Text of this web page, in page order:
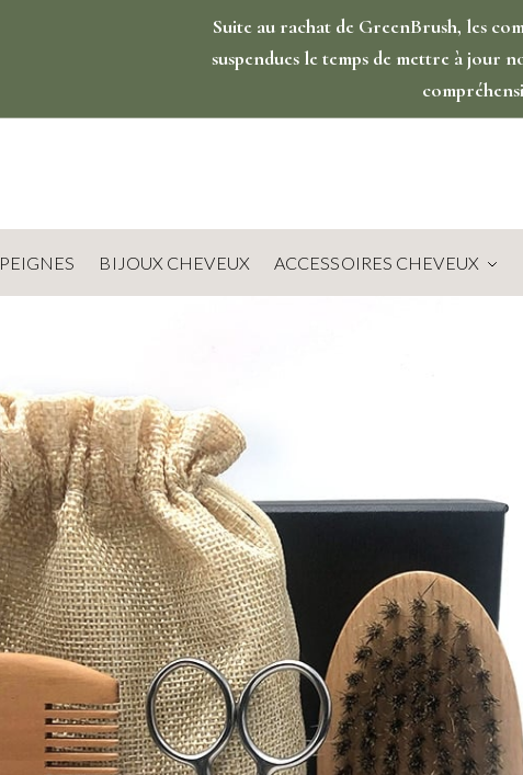
Suite au rachat de GreenBrush, les
suspendues le temps de mettre à jour
PEIGNES BIJOUX CHEVEUX ACCESSOIRES CHEVEUX